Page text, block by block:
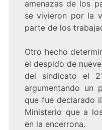
amenazas de los
se vivieron por la
parte de los
Otro hecho
el despido de
del sindicato el
argumentando un
que fue declarado
Ministerio que a
en la encerrona.